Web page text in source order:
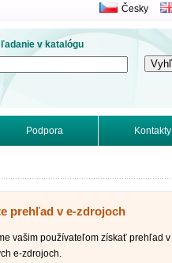
v katalógu
Česky
Podpora Kontakty
prehľad v e-zdrojoch
vašim používateľom získať prehľad v
e-zdrojoch.